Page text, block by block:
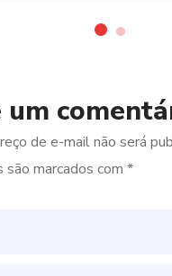
um
de e-mail não será
são marcados com*